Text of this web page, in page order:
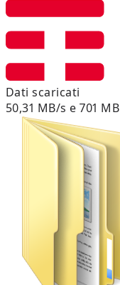
Dati scaricati
50,31 MB/s e 701 MB